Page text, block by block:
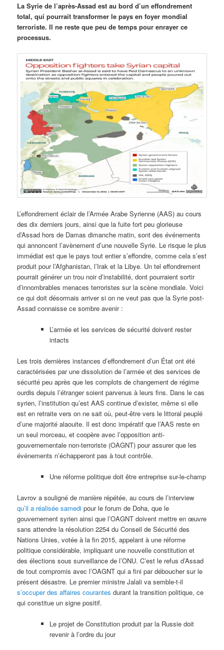
La Syrie de l’après-Assad est au bord d’un effondrement
total, qui pourrait transformer le pays en foyer mondial
terroriste. Il ne reste que peu de temps pour enrayer ce
processus.
L’effondrement éclair de l’Armée Arabe Syrienne (AAS) au cours
des dix derniers jours, ainsi que la fuite fort peu glorieuse
d’Assad hors de Damas dimanche matin, sont des événements
qui annoncent l’avènement d’une nouvelle Syrie. Le risque le plus
immédiat est que le pays tout entier s’effondre, comme cela s’est
produit pour l’Afghanistan, l’Irak et la Libye. Un tel effondrement
pourrait générer un trou noir d’instabilité, dont pourraient sortir
d’innombrables menaces terroristes sur la scène mondiale. Voici
ce qui doit désormais arriver si on ne veut pas que la Syrie post-
Assad connaisse ce sombre avenir :
L’armée et les services de sécurité doivent rester
intacts
Les trois dernières instances d’effondrement d’un État ont été
caractérisées par une dissolution de l’armée et des services de
sécurité peu après que les complots de changement de régime
ourdis depuis l’étranger soient parvenus à leurs fins. Dans le cas
syrien, l’institution qu’est AAS continue d’exister, même si elle
est en retraite vers on ne sait où, peut-être vers le littoral peuplé
d’une majorité alaouite. Il est donc impératif que l’AAS reste en
un seul morceau, et coopère avec l’opposition anti-
gouvernementale non-terroriste (OAGNT) pour assurer que les
événements n’échapperont pas à tout contrôle.
Une réforme politique doit être entreprise sur-le-champ
Lavrov a souligné de manière répétée, au cours de l’interview
qu’il a réalisée samedi pour le forum de Doha, que le
gouvernement syrien ainsi que l’OAGNT doivent mettre en œuvre
sans attendre la résolution 2254 du Conseil de Sécurité des
Nations Unies, votée à la fin 2015, appelant à une réforme
politique considérable, impliquant une nouvelle constitution et
des élections sous surveillance de l’ONU. C’est le refus d’Assad
de tout compromis avec l’OAGNT qui a fini par déboucher sur le
présent désastre. Le premier ministre Jalali va semble-t-il
s’occuper des affaires courantes durant la transition politique, ce
qui constitue un signe positif.
Le projet de Constitution produit par la Russie doit
revenir à l’ordre du jour